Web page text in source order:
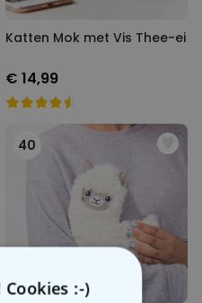
Katten Mok met Vis Thee-ei
€ 14,99
40
:-)